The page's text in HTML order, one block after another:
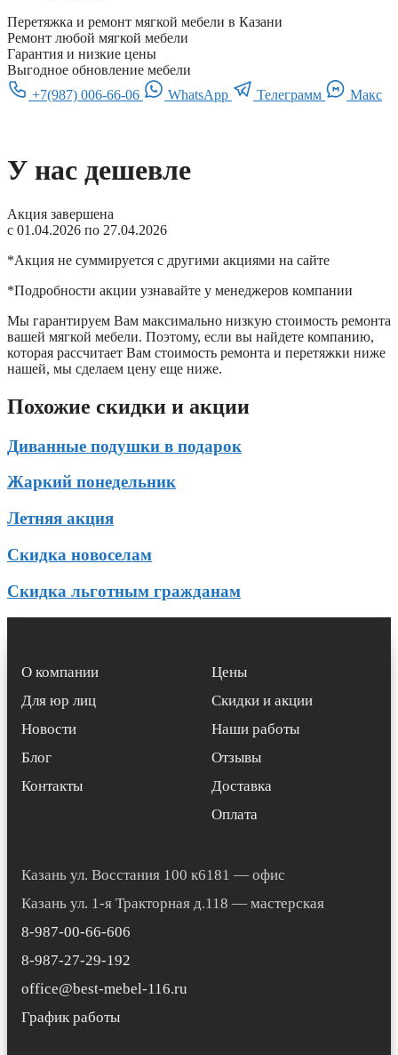
Перетяжка и ремонт мягкой мебели в Казани
Ремонт любой мягкой мебели
Гарантия и низкие цены
Выгодное обновление мебели
+7(987) 006-66-06
WhatsApp Телеграмм Макс
У нас дешевле
Акция завершена
с 01.04.2026 по 27.04.2026
*Акция не суммируется с другими акциями на сайте
*Подробности акции узнавайте у менеджеров компании
Мы гарантируем Вам максимально низкую стоимость ремонта
вашей мягкой мебели. Поэтому, если вы найдете компанию,
которая рассчитает Вам стоимость ремонта и перетяжки ниже
нашей, мы сделаем цену еще ниже.
Похожие скидки и акции
Диванные подушки в подарок
Жаркий понедельник
Летняя акция
Скидка новоселам
Скидка льготным гражданам
О компании
Для юр лиц
Новости
Блог
Контакты
Цены
Скидки и акции
Наши работы
Отзывы
Доставка
Оплата
Казань ул. Восстания 100 к6181 — офис
Казань ул. 1-я Тракторная д.118 — мастерская
8-987-00-66-606
8-987-27-29-192
office@best-mebel-116.ru
График работы